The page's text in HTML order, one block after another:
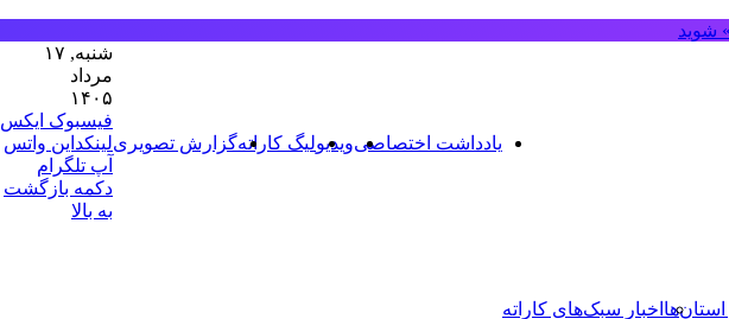
شوید
استان‌ها اخبار سبک‌های کاراته
یادداشت اختصاصیویدیولیگ کاراتهگزارش تصویری
شنبه, ۱۷
مرداد
۱۴۰۵
فیسبوک ایکس
لینکداین واتس
آپ تلگرام
دکمه بازگشت
به بالا